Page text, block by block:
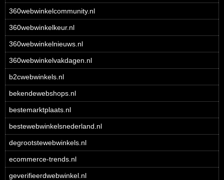
360webwinkelcommunity.nl
360webwinkelkeur.nl
360webwinkelnieuws.nl
360webwinkelvakdagen.nl
b2cwebwinkels.nl
bekendewebshops.nl
bestemarktplaats.nl
bestewebwinkelsnederland.nl
degrootstewebwinkels.nl
ecommerce-trends.nl
geverifieerdwebwinkel.nl